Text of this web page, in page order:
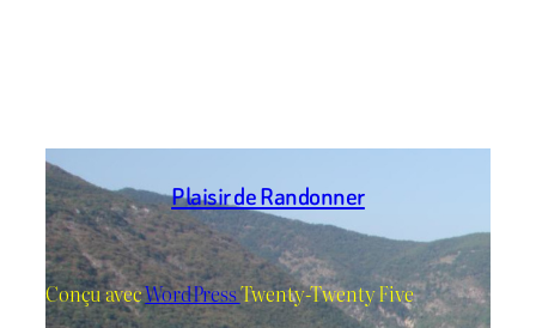
Plaisir de Randonner
Conçu avecWordPressTwenty-Twenty Five